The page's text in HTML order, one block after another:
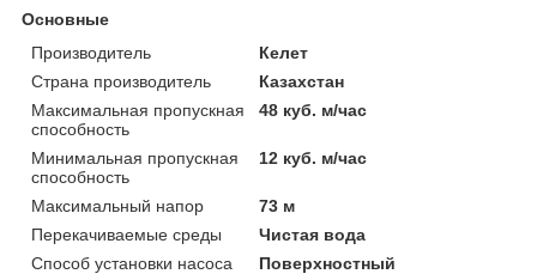
Основные
Производитель
Келет
Страна производитель
Казахстан
Максимальная пропускная
способность
48 куб. м/час
Минимальная пропускная
способность
12 куб. м/час
Максимальный напор
73 м
Перекачиваемые среды
Чистая вода
Способ установки насоса
Поверхностный